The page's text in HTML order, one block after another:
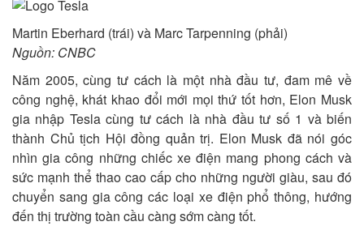
Martin Eberhard (trái) và Marc Tarpenning (phải)
Nguồn: CNBC
Năm 2005, cùng tư cách là một nhà đầu tư, đam mê về
công nghệ, khát khao đổi mới mọi thứ tốt hơn, Elon Musk
gia nhập Tesla cùng tư cách là nhà đầu tư số 1 và biến
thành Chủ tịch Hội đồng quản trị. Elon Musk đã nói góc
nhìn gia công những chiếc xe điện mang phong cách và
sức mạnh thể thao cao cấp cho những người giàu, sau đó
chuyển sang gia công các loại xe điện phổ thông, hướng
đến thị trường toàn cầu càng sớm càng tốt.